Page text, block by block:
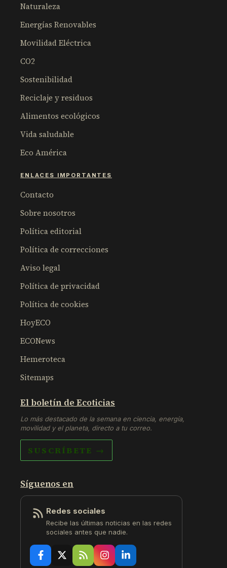
Naturaleza
Energías Renovables
Movilidad Eléctrica
CO2
Sostenibilidad
Reciclaje y residuos
Alimentos ecológicos
Vida saludable
Eco América
ENLACES IMPORTANTES
Contacto
Sobre nosotros
Política editorial
Política de correcciones
Aviso legal
Política de privacidad
Política de cookies
HoyECO
ECONews
Hemeroteca
Sitemaps
El boletín de Ecoticias
Lo más destacado de la semana en ciencia, energía,
movilidad y el planeta, directo a tu correo.
SUSCRÍBETE →
Síguenos en
Redes sociales
Recibe las últimas noticias en las redes
sociales antes que nadie.